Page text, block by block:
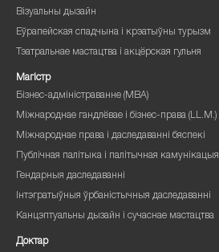
Візуальны дызайн
Еўрапейская спадчына і крэатыўны турызм
Тэатральнае мастацтва і акцёрская гульня
Магістр
Бізнес-адміністраванне (MBA)
Міжнароднае гандлёвае і бізнес-права (LL.M.)
Міжнароднае права і даследаванні бяспекі
Публічная палітыка і палітычная камунікацыя
Гендарныя даследаванні
Інтэгратыўныя ўрбаністычныя даследаванні
Канцэптуальны дызайн і сучаснае мастацтва
Доктар